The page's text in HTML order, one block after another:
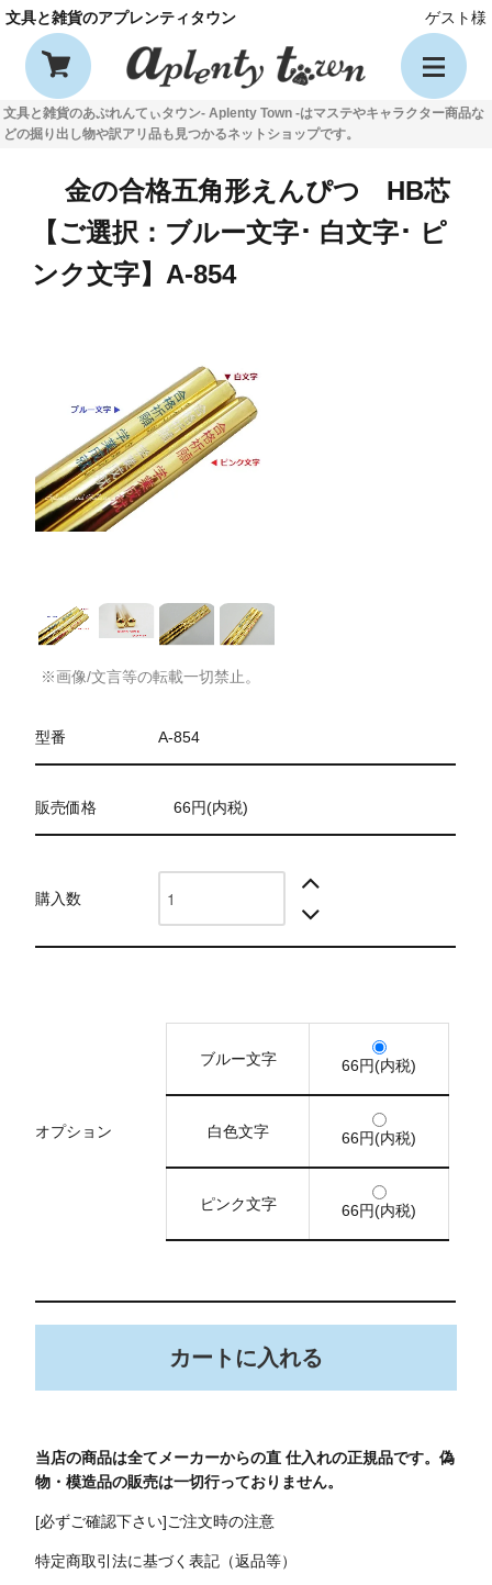
文具と雑貨のあぷれんてぃタウン- Aplenty Town -はマステやキャラクター商品な
どの掘り出し物や訳アリ品も見つかるネットショップです。
文具と雑貨のアプレンティタウン ゲスト様
金の合格五角形えんぴつ HB芯
【ご選択：ブルー文字･ 白文字･ ピ
ンク文字】A-854
※画像/文言等の転載一切禁止。
型番 A-854
販売価格 66円(内税)
購入数
オプション
ブルー文字 66円(内税)
白色文字 66円(内税)
ピンク文字 66円(内税)
当店の商品は全てメーカーからの直 仕入れの正規品です。偽
物・模造品の販売は一切行っておりません。
[必ずご確認下さい]ご注文時の注意
特定商取引法に基づく表記（返品等）